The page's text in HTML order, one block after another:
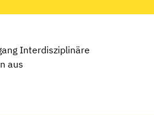
Interdisziplinäre
aus